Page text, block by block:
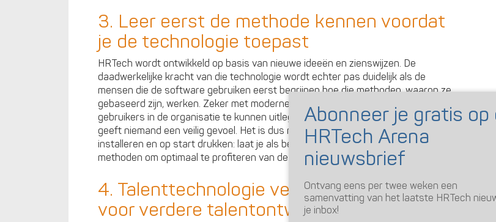
3. Leer eerst de methode kennen voordat
je de technologie toepast
HRTech wordt ontwikkeld op basis van nieuwe ideeën en zienswijzen. De
daadwerkelijke kracht van die technologie wordt echter pas duidelijk als de
mensen die de software gebruiken eerst begrijpen hoe die methoden, waarop ze
gebaseerd zijn, werken. Zeker met moderne AI oplossingen is het nodig aan
gebruikers in de organisatie te kunnen uitleggen hoe het werkt, een ‘black box’
geeft niemand een veilig gevoel. Het is dus niet een kwestie van een programma
installeren en op start drukken: laat je als bedrijf trainen in concepten en
methoden om optimaal te profiteren van de HRTech.
4. Talenttechnologie verhoogt de urgentie
voor verdere talentontwikkeling
Ontvang eens per twee weken een
samenvatting van het laatste HRTech
je inbox!